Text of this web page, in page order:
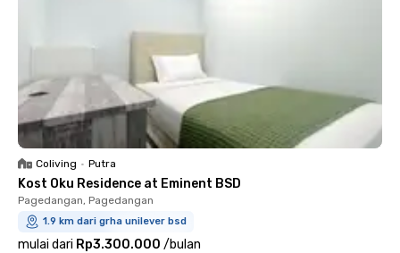
Coliving • Putra
Kost Oku Residence at Eminent BSD
Pagedangan, Pagedangan
1.9 km dari grha unilever bsd
mulai dari Rp3.300.000 /bulan